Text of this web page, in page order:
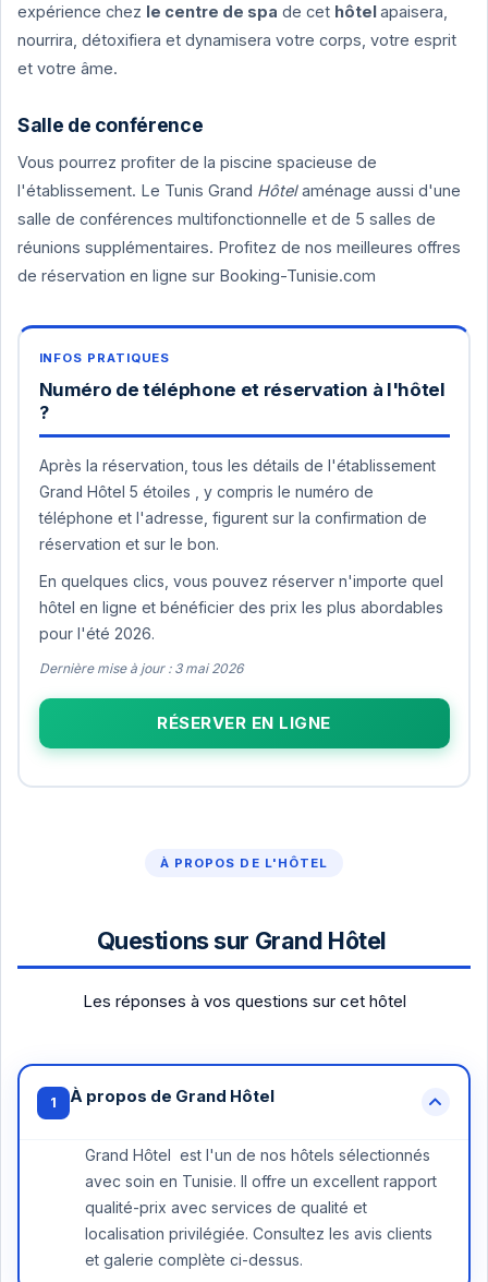
expérience chez le centre de spa de cet hôtelapaisera,
nourrira, détoxifiera et dynamisera votre corps, votre esprit
et votre âme.
Salle de conférence
Vous pourrez profiter de la piscine spacieuse de
l'établissement. Le Tunis Grand Hôtelaménage aussi d'une
salle de conférences multifonctionnelle et de 5 salles de
réunions supplémentaires. Profitez de nos meilleures offres
de réservation en ligne sur Booking-Tunisie.com
Numéro de téléphone et réservation à l'hôtel
?
Après la réservation, tous les détails de l'établissement
Grand Hôtel 5 étoiles , y compris le numéro de
téléphone et l'adresse, figurent sur la confirmation de
réservation et sur le bon.
En quelques clics, vous pouvez réserver n'importe quel
hôtel en ligne et bénéficier des prix les plus abordables
pour l'été 2026.
Dernière mise à jour : 3 mai 2026
RÉSERVER EN LIGNE
À PROPOS DE L'HÔTEL
Questions sur Grand Hôtel
Les réponses à vos questions sur cet hôtel
1 À propos de Grand Hôtel
Grand Hôtel est l'un de nos hôtels sélectionnés
avec soin en Tunisie. Il offre un excellent rapport
qualité-prix avec services de qualité et
localisation privilégiée. Consultez les avis clients
et galerie complète ci-dessus.